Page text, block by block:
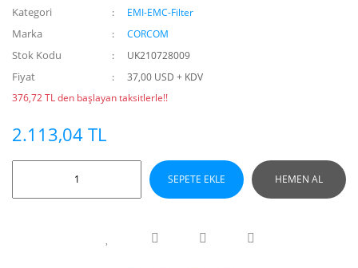
Kategori EMI-EMC-Filter
Marka CORCOM
Stok Kodu UK210728009
Fiyat
37,00 USD + KDV
376,72 TL den başlayan taksitlerle!!
2.113,04 TL
SEPETE EKLE HEMEN AL